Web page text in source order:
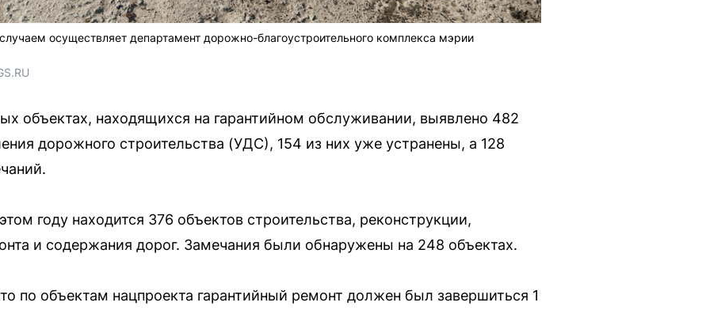
осуществляет департамент дорожно-благоустроительного комплекса мэрии
объектах, находящихся на гарантийном обслуживании, выявлено 482
дорожного строительства (УДС), 154 из них уже устранены, а 128
году находится 376 объектов строительства, реконструкции,
и содержания дорог. Замечания были обнаружены на 248 объектах.
по объектам нацпроекта гарантийный ремонт должен был завершиться 1